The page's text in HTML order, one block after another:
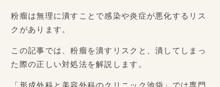
粉瘤は無理に潰すことで感染や炎症が悪化するリス
クがあります。
この記事では、粉瘤を潰すリスクと、潰してしまっ
た際の正しい対処法を解説します。
「形成外科と美容外科のクリニック池袋」では専門